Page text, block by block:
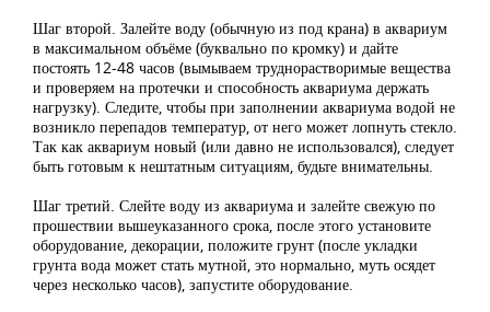
Шаг второй. Залейте воду (обычную из под крана) в аквариум
в максимальном объёме (буквально по кромку) и дайте
постоять 12-48 часов (вымываем труднорастворимые вещества
и проверяем на протечки и способность аквариума держать
нагрузку). Следите, чтобы при заполнении аквариума водой не
возникло перепадов температур, от него может лопнуть стекло.
Так как аквариум новый (или давно не использовался), следует
быть готовым к нештатным ситуациям, будьте внимательны.
Шаг третий. Слейте воду из аквариума и залейте свежую по
прошествии вышеуказанного срока, после этого установите
оборудование, декорации, положите грунт (после укладки
грунта вода может стать мутной, это нормально, муть осядет
через несколько часов), запустите оборудование.